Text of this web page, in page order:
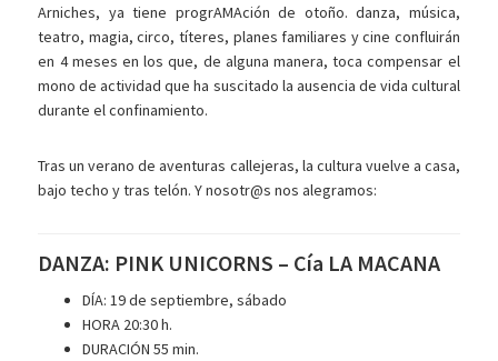
Arniches, ya tiene progrAMAción de otoño. danza, música,
teatro, magia, circo, títeres, planes familiares y cine confluirán
en 4 meses en los que, de alguna manera, toca compensar el
mono de actividad que ha suscitado la ausencia de vida cultural
durante el confinamiento.
Tras un verano de aventuras callejeras, la cultura vuelve a casa,
bajo techo y tras telón. Y nosotr@s nos alegramos:
DANZA: PINK UNICORNS – Cía LA MACANA
DÍA: 19 de septiembre, sábado
HORA 20:30 h.
DURACIÓN55 min.